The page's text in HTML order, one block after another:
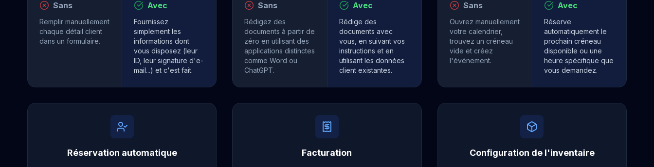
Sans
Remplir manuellement
chaque détail client
dans un formulaire.
Avec
Fournissez
simplement les
informations dont
vous disposez (leur
ID, leur signature d'e-
mail...) et c'est fait.
Sans
Rédigez des
documents à partir de
zéro en utilisant des
applications distinctes
comme Word ou
ChatGPT.
Avec
Rédige des
documents avec
vous, en suivant vos
instructions et en
utilisant les données
client existantes.
Sans
Ouvrez manuellement
votre calendrier,
trouvez un créneau
vide et créez
l'événement.
Avec
Réserve
automatiquement le
prochain créneau
disponible ou une
heure spécifique que
vous demandez.
Réservation automatique Facturation Configuration de l'inventaire